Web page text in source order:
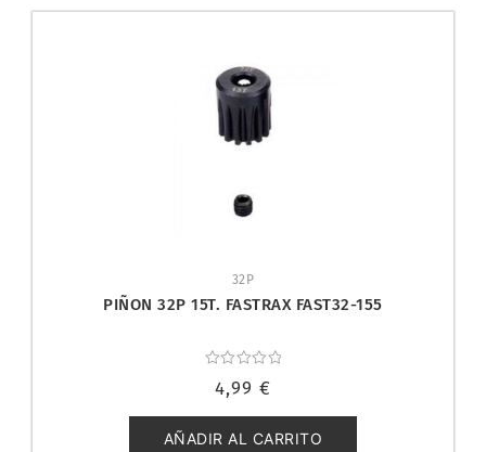
32P
PIÑON 32P 15T. FASTRAX FAST32-155
con
de
5
4,99 €
AÑADIR AL CARRITO